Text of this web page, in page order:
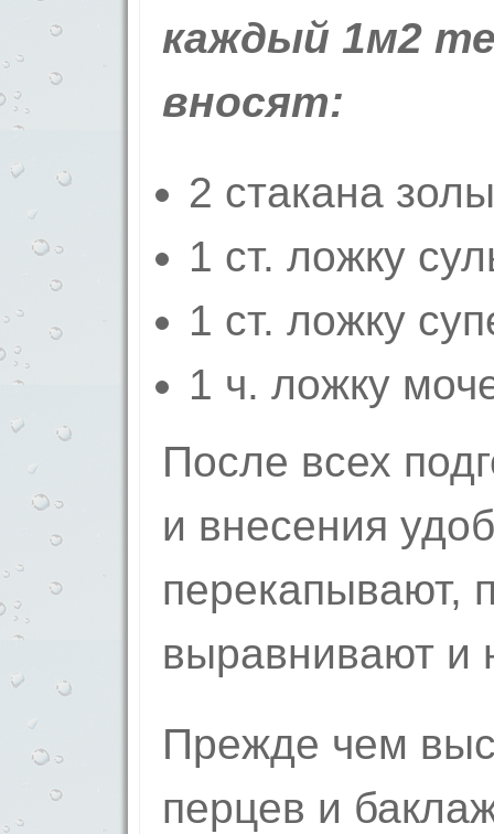
каждый 1м2
вносят:
2 стакана
1 ст. ложку
1 ст. ложку
1 ч. ложку
После всех
и внесения
перекапывают,
выравнивают и
Прежде чем
перцев и